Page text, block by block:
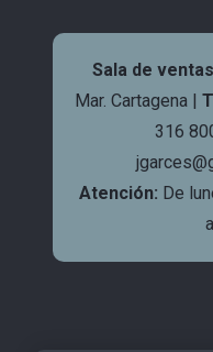
Sala de
Mar. Cartagena |
316
Atención: De